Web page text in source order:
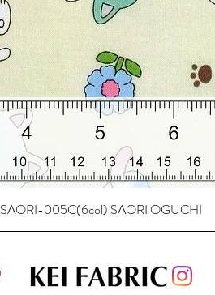
SAORI-005C(6col) SAORI OGUCHI